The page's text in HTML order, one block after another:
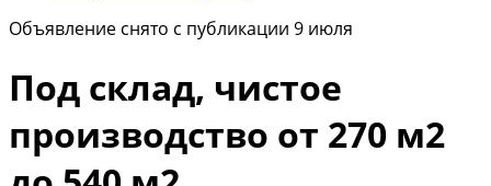
Объявление снято с публикации 9 июля
Под склад, чистое
производство от 270 м2